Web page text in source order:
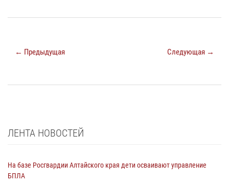
← Предыдущая Следующая →
ЛЕНТА НОВОСТЕЙ
На базе Росгвардии Алтайского края дети осваивают управление
БПЛА